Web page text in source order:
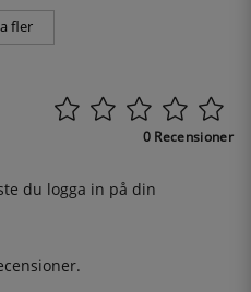
fler
0 Recensioner
du logga in på din